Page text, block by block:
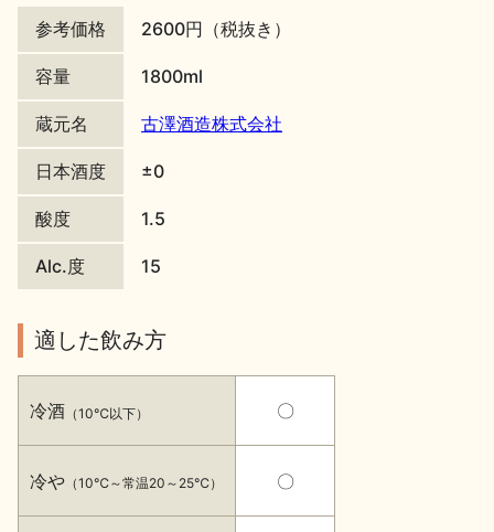
地酒川柳 地酒小説
地酒・イベント情報
参考価格 2600円（税抜き）
容量 1800ml
蔵元名 古澤酒造株式会社
日本酒度 ±0
酸度 1.5
Alc.度 15
適した飲み方
冷酒 （10℃以下）
冷や （10℃～常温20～25℃）
〇
〇